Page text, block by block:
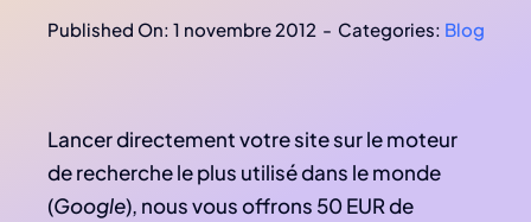
Published On: 1 novembre 2012 - Categories: Blog
Lancer directement votre site sur le moteur
de recherche le plus utilisé dans le monde
(Google), nous vous offrons 50 EUR de